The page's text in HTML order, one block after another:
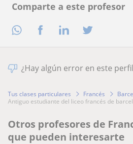
Comparte a este profesor
¿Hay algún error en este
Tus clases particulares Francés
antiguo estudiante del liceo francés de
Otros profesores de
que pueden interesarte